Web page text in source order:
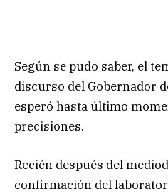
Según se pudo saber, el
discurso del Gobernador
esperó hasta último
precisiones.
Recién después del
confirmación del